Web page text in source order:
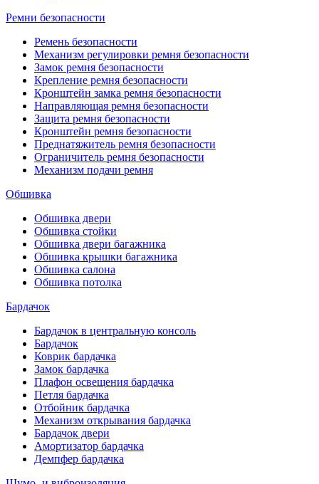
Ремни безопасности
Ремень безопасности
Механизм регулировки ремня безопасности
Замок ремня безопасности
Крепление ремня безопасности
Кронштейн замка ремня безопасности
Направляющая ремня безопасности
Защита ремня безопасности
Кронштейн ремня безопасности
Преднатяжитель ремня безопасности
Ограничитель ремня безопасности
Механизм подачи ремня
Обшивка
Обшивка двери
Обшивка стойки
Обшивка двери багажника
Обшивка крышки багажника
Обшивка салона
Обшивка потолка
Бардачок
Бардачок в центральную консоль
Бардачок
Коврик бардачка
Замок бардачка
Плафон освещения бардачка
Петля бардачка
Отбойник бардачка
Механизм открывания бардачка
Бардачок двери
Амортизатор бардачка
Демпфер бардачка